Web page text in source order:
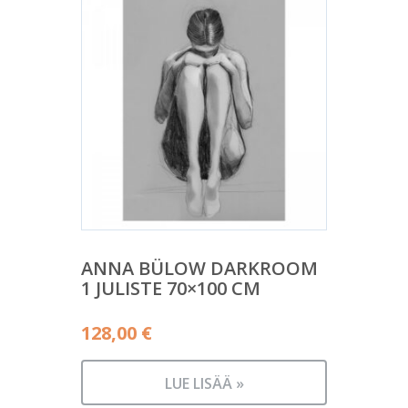
ANNA BÜLOW DARKROOM
1 JULISTE 70×100 CM
128,00 €
LUE LISÄÄ »